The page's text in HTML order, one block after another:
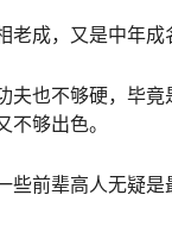
老成，又是中年
夫也不够硬，毕
够出色。
些前辈高人无疑